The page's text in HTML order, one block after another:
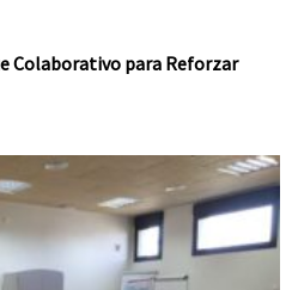
Colaborativo para Reforzar